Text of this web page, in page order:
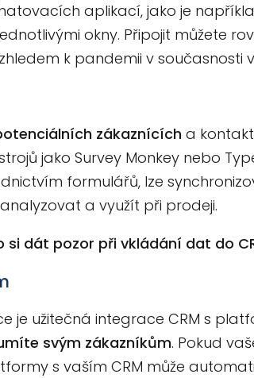
aplikací, jako je
okny. Připojit můžete
k pandemii v
zákaznících a
jako Survey Monkey nebo
formulářů, lze
a využít při prodeji.
si dát pozor při vkládání dat do
je užitečná integrace CRM s
svým zákazníkům. Pokud
s vaším CRM může